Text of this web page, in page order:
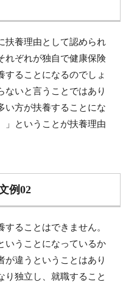
扶養理由として認められ
れぞれが独自で健康保険
することになるのでしょ
ないと言うことではあり
い方が扶養することにな
」ということが扶養理由
例02
ることはできません。
いうことになっているか
が違うということはあり
り独立し、就職すること